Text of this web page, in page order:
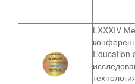
LXXXIV
Education